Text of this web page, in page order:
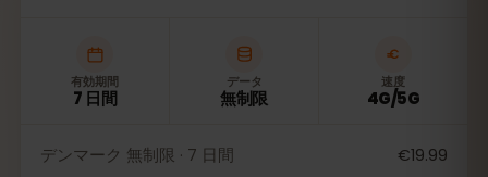
有効期間
7 日間
データ
無制限
速度
4G/5G
デンマーク 無制限 · 7 日間
€19.99